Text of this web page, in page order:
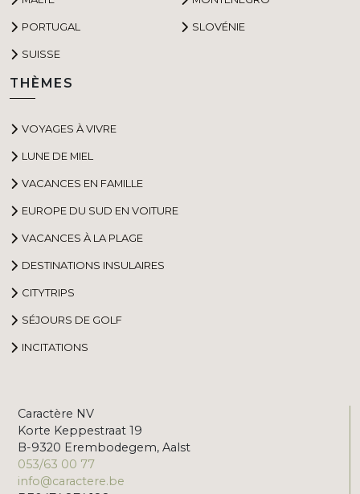
PORTUGAL SLOVÉNIE
SUISSE
THÈMES
VOYAGES À VIVRE
LUNE DE MIEL
VACANCES EN FAMILLE
EUROPE DU SUD EN VOITURE
VACANCES À LA PLAGE
DESTINATIONS INSULAIRES
CITYTRIPS
SÉJOURS DE GOLF
INCITATIONS
Caractère NV
Korte Keppestraat 19
B-9320 Erembodegem, Aalst
053/63 00 77
info@caractere.be